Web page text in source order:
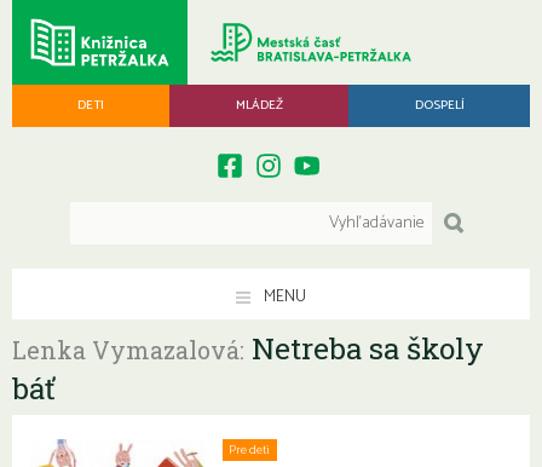
DETI MLÁDEŽ DOSPELÍ
MENU
Lenka Vymazalová: Netreba sa školy
báť
Pre deti